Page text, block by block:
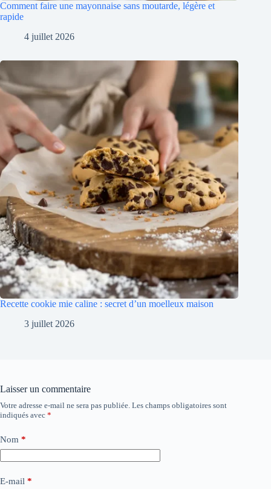
Comment faire une mayonnaise sans moutarde, légère et
rapide
4 juillet 2026
Recette cookie mie caline : secret d’un moelleux maison
3 juillet 2026
Laisser un commentaire
Votre adresse e-mail ne sera pas publiée. Les champs obligatoires sont
indiqués avec *
Nom *
E-mail *